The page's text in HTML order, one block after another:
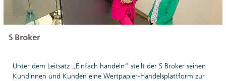
S Broker
Unter dem Leitsatz „Einfach handeln“ stellt der S Broker seinen
Kundinnen und Kunden eine Wertpapier-Handelsplattform zur